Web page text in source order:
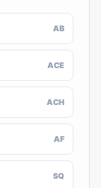
AB
ACE
ACH
AF
SQ